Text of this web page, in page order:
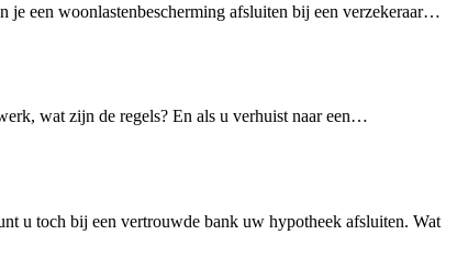
je een woonlastenbescherming afsluiten bij een verzekeraar…
wat zijn de regels? En als u verhuist naar een…
u toch bij een vertrouwde bank uw hypotheek afsluiten. Wat